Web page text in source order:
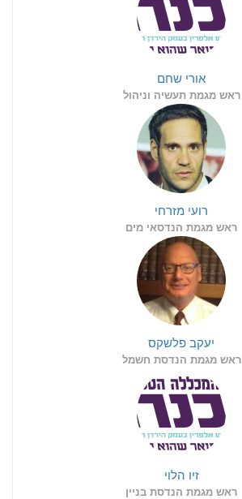
אורי שחם
ראש מגמת תעשיה וניהול
רועי מזרחי
ראש מגמת הנדסאי מים
יעקב פלשקס
ראש מגמת הנדסת חשמל
זיו הלוי
ראש מגמת הנדסת בניין